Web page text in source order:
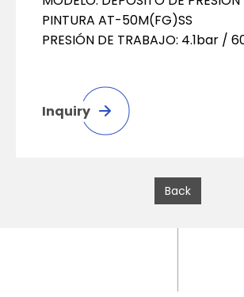
PINTURA AT-50M(FG)SS
PRESIÓN DE TRABAJO: 4.1bar /
Inquiry
Back